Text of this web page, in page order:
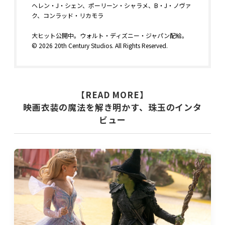
ヘレン・J・シェン、ポーリーン・シャラメ、B・J・ノヴァ
ク、コンラッド・リカモラ
大ヒット公開中。ウォルト・ディズニー・ジャパン配給。
© 2026 20th Century Studios. All Rights Reserved.
【READ MORE】
映画衣装の魔法を解き明かす、珠玉のインタ
ビュー